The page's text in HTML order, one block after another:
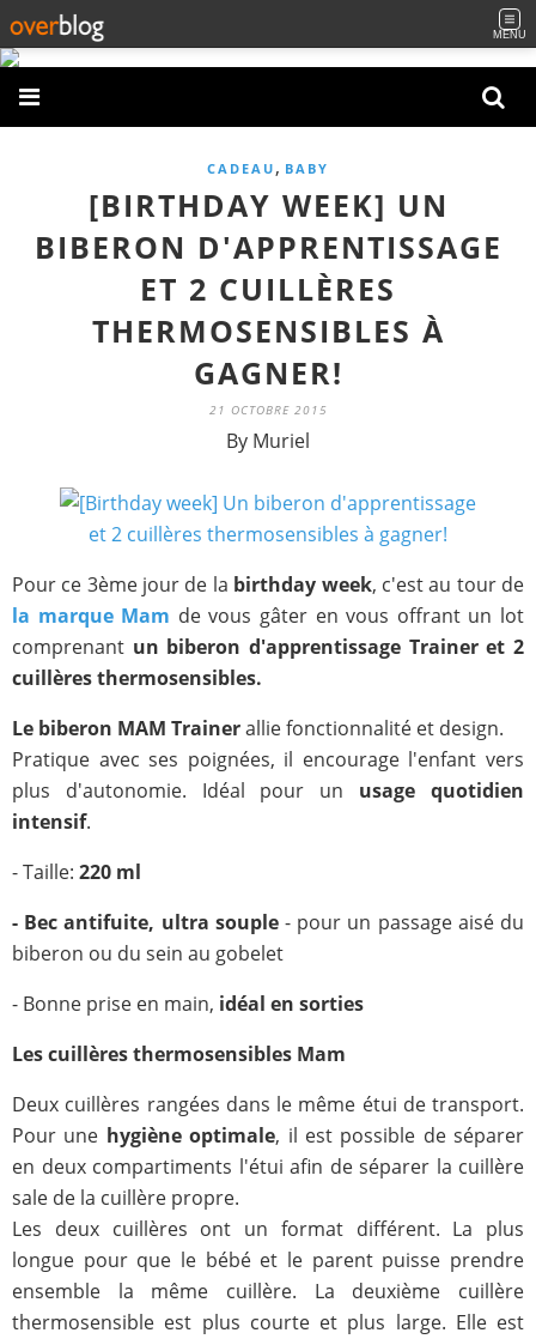
MENU
CADEAU , BABY
[BIRTHDAY WEEK] UN
BIBERON D'APPRENTISSAGE
ET 2 CUILLÈRES
THERMOSENSIBLES À
GAGNER!
21 OCTOBRE 2015
By Muriel
Pour ce 3ème jour de la birthday week, c'est au tour de
la marque Mam de vous gâter en vous offrant un lot
comprenant un biberon d'apprentissage Trainer et 2
cuillères thermosensibles.
Le biberon MAM Trainerallie fonctionnalité et design.
Pratique avec ses poignées, il encourage l'enfant vers
plus d'autonomie. Idéal pour un usage quotidien
intensif.
- Taille: 220 ml
- Bec antifuite, ultra souple- pour un passage aisé du
biberon ou du sein au gobelet
- Bonne prise en main, idéal en sorties
Les cuillères thermosensibles Mam
Deux cuillères rangées dans le même étui de transport.
Pour une hygiène optimale, il est possible de séparer
en deux compartiments l'étui afin de séparer la cuillère
sale de la cuillère propre.
Les deux cuillères ont un format différent. La plus
longue pour que le bébé et le parent puisse prendre
ensemble la même cuillère. La deuxième cuillère
thermosensible est plus courte et plus large. Elle est